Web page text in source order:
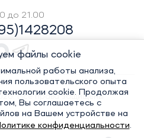
до 21.00
Все права защищены
файлы cookie
работы анализа,
пользовательского опыта
cookie. Продолжая
Вы соглашаетесь с
на Вашем устройстве на
конфиденциальности.